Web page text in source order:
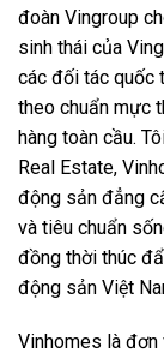
đoàn Vingroup
sinh thái của
các đối tác quốc
theo chuẩn mực
hàng toàn cầu.
Real Estate,
động sản đẳng
và tiêu chuẩn
đồng thời thúc
động sản Việt
Vinhomes là đơn